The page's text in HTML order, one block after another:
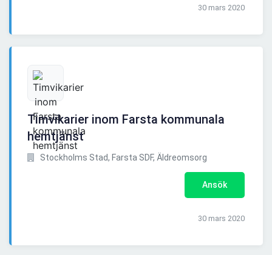
30 mars 2020
Timvikarier inom Farsta kommunala
hemtjänst
Stockholms Stad, Farsta SDF, Äldreomsorg
Ansök
30 mars 2020